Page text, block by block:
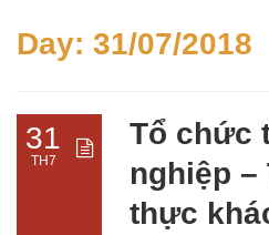
Day: 31/07/2018
31
TH7
Tổ chức
nghiệp –
thực